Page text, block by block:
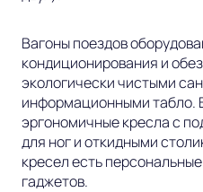
Вагоны поездов
кондиционирования и
экологически чистыми
информационными табло.
эргономичные кресла с
для ног и откидными
кресел есть
гаджетов.